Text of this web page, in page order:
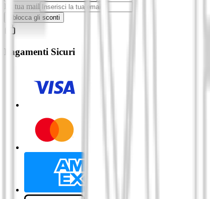
La tua mail
Sblocca gli sconti
Pagamenti Sicuri